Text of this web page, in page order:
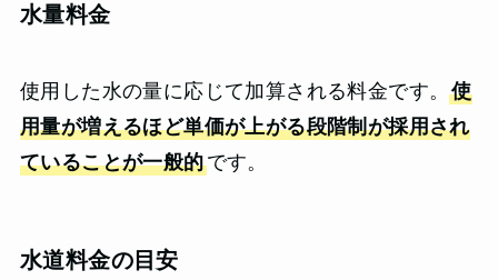
水量料金
使用した水の量に応じて加算される料金です。使
用量が増えるほど単価が上がる段階制が採用され
ていることが一般的です。
水道料金の目安